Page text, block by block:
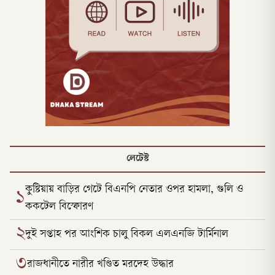
লেটেস্ট
১কুষ্টিয়ায় বাড়ির গেটে বিএনপি নেতার ওপর হামলা, গুলি ও
ককটেল বিস্ফোরণ
২দুই সপ্তাহ পর আংশিক চালু বিকল এলএনজি টার্মিনাল
৩রাজধানীতে নারীর খণ্ডিত মরদেহ উদ্ধার